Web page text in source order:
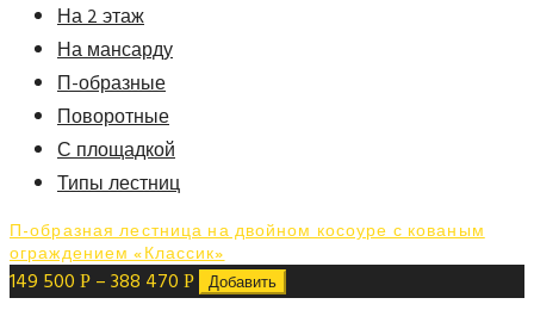
На 2 этаж
На мансарду
П-образные
Поворотные
С площадкой
Типы лестниц
П-образная лестница на двойном косоуре с кованым
ограждением «Классик»
149 500 Р –388 470 Р Добавить